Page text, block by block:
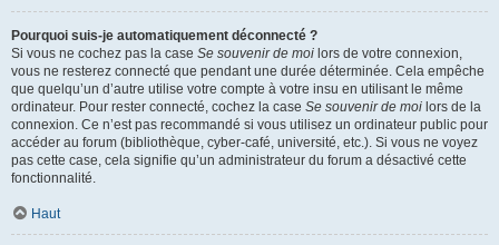
Pourquoi suis-je automatiquement déconnecté ?
Si vous ne cochez pas la case Se souvenir de moi lors de votre connexion,
vous ne resterez connecté que pendant une durée déterminée. Cela empêche
que quelqu’un d’autre utilise votre compte à votre insu en utilisant le même
ordinateur. Pour rester connecté, cochez la case Se souvenir de moi lors de la
connexion. Ce n’est pas recommandé si vous utilisez un ordinateur public pour
accéder au forum (bibliothèque, cyber-café, université, etc.). Si vous ne voyez
pas cette case, cela signifie qu’un administrateur du forum a désactivé cette
fonctionnalité.
Haut